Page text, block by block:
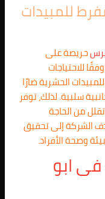
للمبيدات
حريصة على
للاحتياجات
الحشرية ضارًا
سلبية. لذلك، توفر
من الحاجة
الشركة إلى تحقيق
وصحة الأفراد.
فىابو